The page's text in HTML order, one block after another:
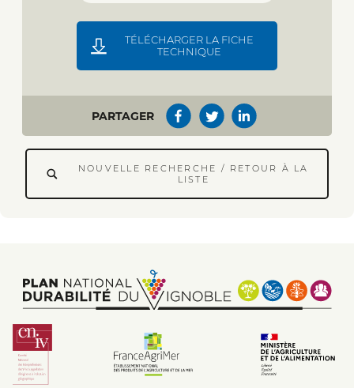
TÉLÉCHARGER LA FICHE
TECHNIQUE
PARTAGER
NOUVELLE RECHERCHE / RETOUR À LA
LISTE